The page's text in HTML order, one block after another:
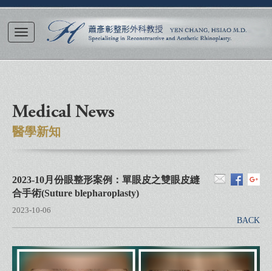
Medical News
醫學新知
2023-10月份眼整形案例：單眼皮之雙眼皮縫
合手術(Suture blepharoplasty)
2023-10-06
BACK